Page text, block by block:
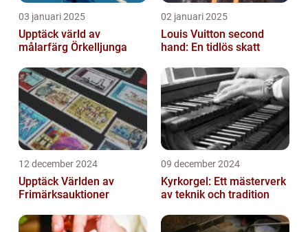
03 januari 2025
Upptäck värld av
målarfärg Örkelljunga
02 januari 2025
Louis Vuitton second
hand: En tidlös skatt
12 december 2024
Upptäck Världen av
Frimärksauktioner
09 december 2024
Kyrkorgel: Ett mästerverk
av teknik och tradition